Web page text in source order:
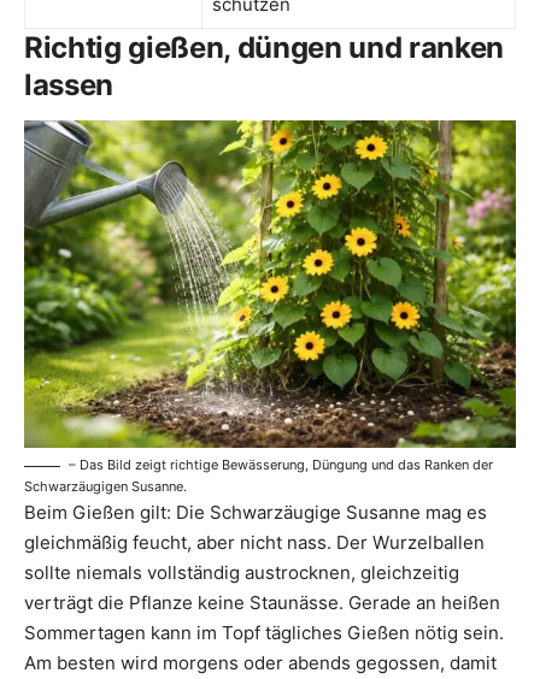
schützen
Richtig gießen, düngen und ranken
lassen
– Das Bild zeigt richtige Bewässerung, Düngung und das Ranken der
Schwarzäugigen Susanne.
Beim Gießen gilt: Die Schwarzäugige Susanne mag es
gleichmäßig feucht, aber nicht nass. Der Wurzelballen
sollte niemals vollständig austrocknen, gleichzeitig
verträgt die Pflanze keine Staunässe. Gerade an heißen
Sommertagen kann im Topf tägliches Gießen nötig sein.
Am besten wird morgens oder abends gegossen, damit